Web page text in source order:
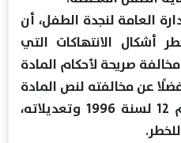
العامة لنجدة الطفل، أن
أشكال الانتهاكات التي
صريحة لأحكام المادة
عن مخالفته لنص المادة
(96) من قانون الطفل رقم 12 لسنة 1996 وتعديلاته،